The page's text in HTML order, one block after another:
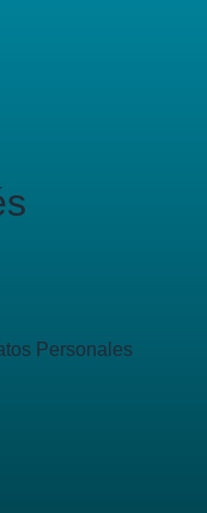
Personales